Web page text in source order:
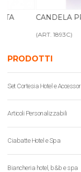
PRODOTTI
Set Cortesia Hotel e
Articoli Personalizzabili
Ciabatte Hotel e Spa
Biancheria hotel, b&b e spa
CANDELA
(ART. 1893C)